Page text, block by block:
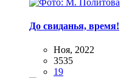
До свиданья, время!
Ноя, 2022
3535
19